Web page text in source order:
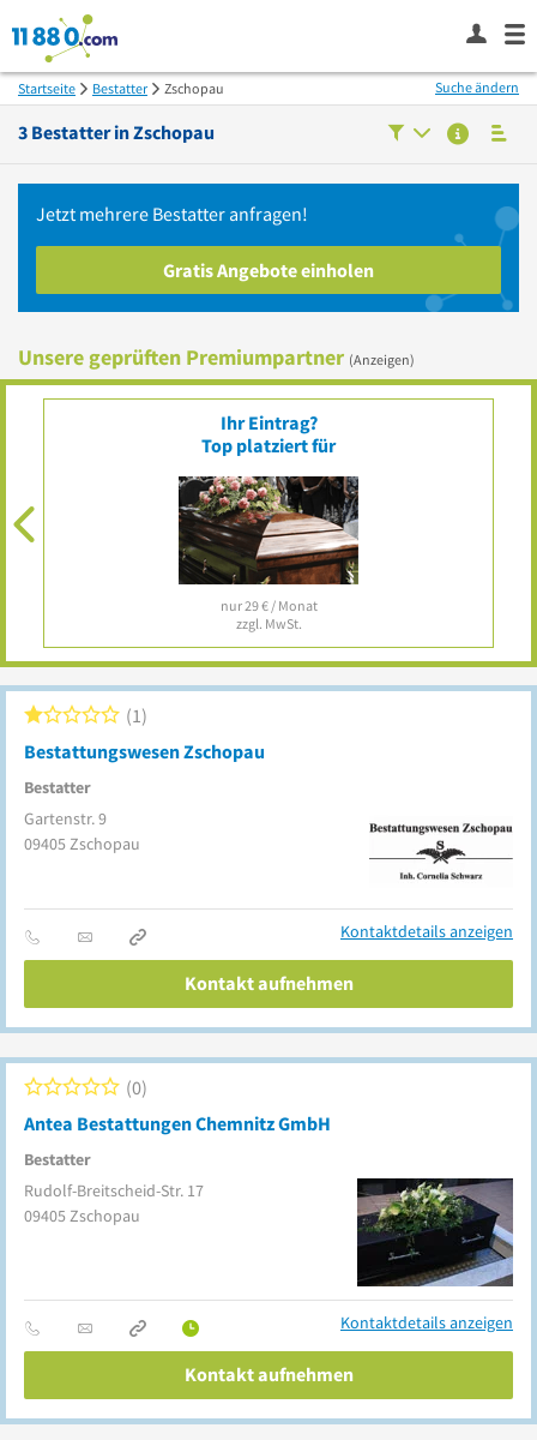
Startseite Bestatter Zschopau
3 Bestatter inZschopau
Suche ändern
Jetzt mehrere Bestatter anfragen!
Gratis Angebote einholen
Unsere geprüften Premiumpartner (Anzeigen)
Ihr Eintrag?
Top platziert für
nur 29 € / Monat
zzgl. MwSt.
Bestattungswesen Zschopau
Bestatter
1
Gartenstr. 9
09405Zschopau
Kontaktdetails anzeigen
Kontakt aufnehmen
Antea Bestattungen Chemnitz GmbH
Bestatter
0
Rudolf-Breitscheid-Str. 17
09405Zschopau
Kontaktdetails anzeigen
Kontakt aufnehmen